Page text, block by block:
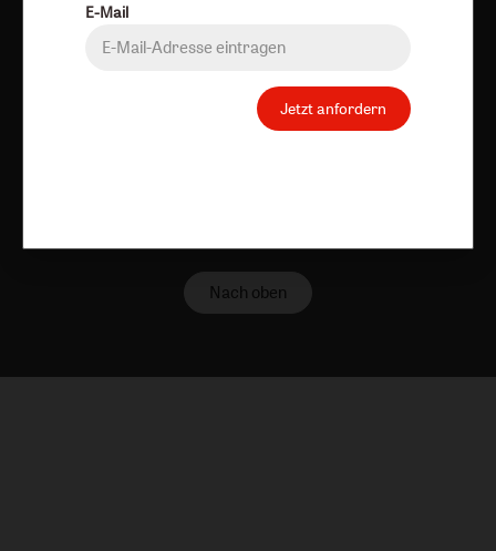
Vertrag widerrufen Abo online kündigen
Nach oben
E-Mail
Jetzt anfordern